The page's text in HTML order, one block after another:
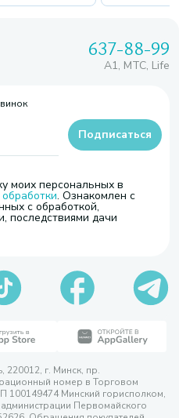
637-88-99
A1, МТС, Life
моих персональных в
. Ознакомлен с
с обработкой,
последствиями дачи
Подписаться
220012, г. Минск, пр.
номер в Торговом
100149474 Минский горисполком,
Первомайского